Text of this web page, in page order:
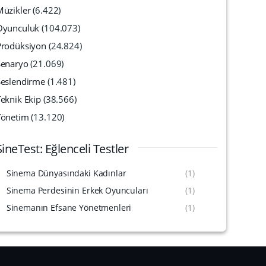
(6.422)
(104.073)
(24.824)
(21.069)
(1.481)
Ekip (38.566)
(13.120)
Eğlenceli Testler
Sinema Dünyasındaki Kadınlar
(1)
Sinema Perdesinin Erkek Oyuncuları
(1)
Sinemanın Efsane Yönetmenleri
(1)